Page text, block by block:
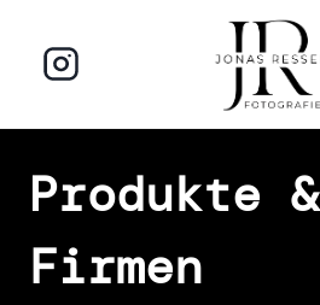
Inhalt
springen
Produkte &
Firmen